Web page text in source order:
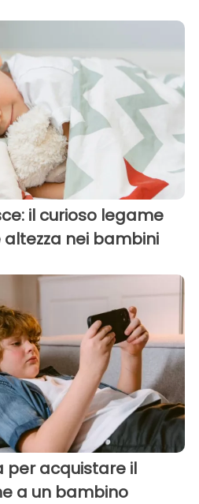
il curioso legame
nei bambini
per acquistare il
a un bambino